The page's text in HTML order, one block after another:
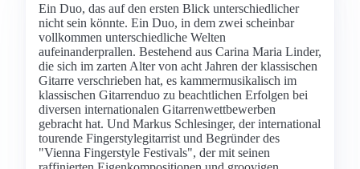
Ein Duo, das auf den ersten Blick unterschiedlicher
nicht sein könnte. Ein Duo, in dem zwei scheinbar
vollkommen unterschiedliche Welten
aufeinanderprallen. Bestehend aus Carina Maria Linder,
die sich im zarten Alter von acht Jahren der klassischen
Gitarre verschrieben hat, es kammermusikalisch im
klassischen Gitarrenduo zu beachtlichen Erfolgen bei
diversen internationalen Gitarrenwettbewerben
gebracht hat. Und Markus Schlesinger, der international
tourende Fingerstylegitarrist und Begründer des
"Vienna Fingerstyle Festivals", der mit seinen